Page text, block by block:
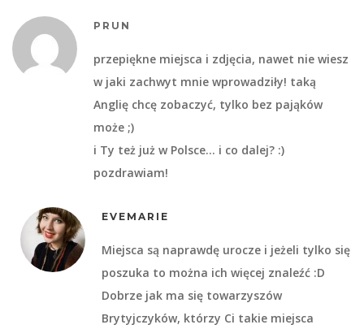
PRUN
przepiękne miejsca i zdjęcia, nawet nie wiesz
w jaki zachwyt mnie wprowadziły! taką
Anglię chcę zobaczyć, tylko bez pająków
może ;)
i Ty też już w Polsce… i co dalej? :)
pozdrawiam!
EVEMARIE
Miejsca są naprawdę urocze i jeżeli tylko się
poszuka to można ich więcej znaleźć :D
Dobrze jak ma się towarzyszów
Brytyjczyków, którzy Ci takie miejsca